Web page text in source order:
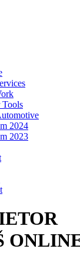
Tools
2024
2023